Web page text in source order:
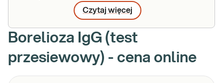
Czytaj więcej
Borelioza IgG (test
przesiewowy) - cena online